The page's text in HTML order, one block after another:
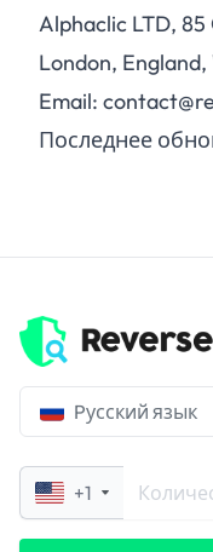
Alphaclic LTD,
London, England,
Email:
Последнее
Pусский язык
+1